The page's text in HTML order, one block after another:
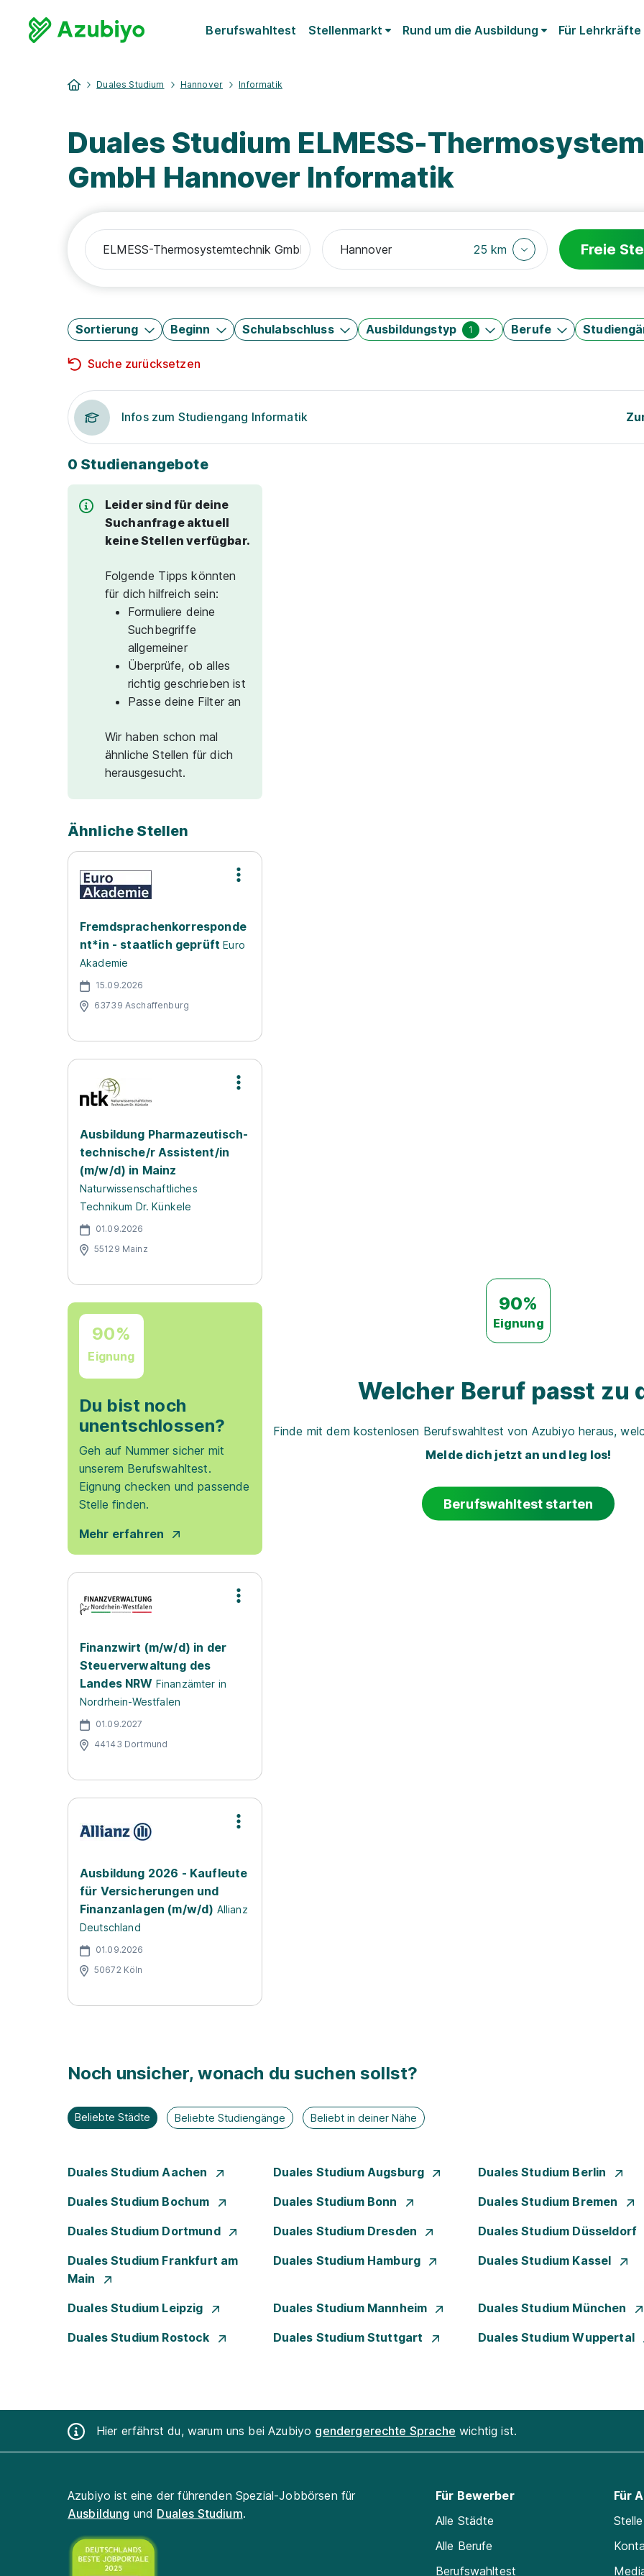
Berufswahltest Stellenmarkt Rund um die Ausbildung Für Lehrkräfte
Duales Studium Hannover Informatik
Duales Studium ELMESS-
GmbH Hannover Informatik
25 km Freie
Sortierung Beginn Schulabschluss Ausbildungstyp 1 Berufe
Suche zurücksetzen
Infos zum Studiengang Informatik
0 Studienangebote
Leider sind für deine
Suchanfrage aktuell
keine Stellen verfügbar.
Folgende Tipps könnten
für dich hilfreich sein:
Formuliere deine
Suchbegriffe
allgemeiner
Überprüfe, ob alles
richtig geschrieben ist
Passe deine Filter an
Wir haben schon mal
ähnliche Stellen für dich
herausgesucht.
Ähnliche Stellen
Fremdsprachenkorresponde
nt*in - staatlich geprüft Euro
Akademie
15.09.2026
63739 Aschaffenburg
Ausbildung Pharmazeutisch-
technische/r Assistent/in
(m/w/d) in Mainz
Naturwissenschaftliches
Technikum Dr. Künkele
01.09.2026
55129 Mainz
90%
Eignung
Du bist noch
unentschlossen?
Geh auf Nummer sicher mit
unserem Berufswahltest.
Eignung checken und passende
Stelle finden.
Mehr erfahren
Finanzwirt (m/w/d) in der
Steuerverwaltung des
Landes NRW Finanzämter in
Nordrhein-Westfalen
01.09.2027
44143 Dortmund
Ausbildung 2026 - Kaufleute
für Versicherungen und
Finanzanlagen (m/w/d) Allianz
Deutschland
01.09.2026
50672 Köln
90%
Eignung
Welcher Beruf passt zu
Finde mit dem kostenlosen Berufswahltest von Azubiyo heraus,
Melde dich jetzt an und leg los!
Berufswahltest starten
Noch unsicher, wonach du suchen sollst?
Beliebte Städte Beliebte Studiengänge Beliebt in deiner Nähe
Duales Studium Aachen Duales Studium Augsburg Duales Studium Berlin
Duales Studium Bochum Duales Studium Bonn Duales Studium Bremen
Duales Studium Dortmund Duales Studium Dresden Duales Studium Düsseldorf
Duales Studium Frankfurt am
Main
Duales Studium Hamburg Duales Studium Kassel
Duales Studium Leipzig Duales Studium Mannheim Duales Studium München
Duales Studium Rostock Duales Studium Stuttgart Duales Studium Wuppertal
Hier erfährst du, warum uns bei Azubiyo gendergerechte Sprache wichtig ist.
Azubiyo ist eine der führenden Spezial-Jobbörsen für
Ausbildung und Duales Studium.
Für Bewerber
Alle Städte
Alle Berufe
Berufswahltest
Für